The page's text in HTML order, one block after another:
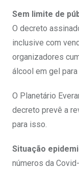
Sem limite de
O decreto
inclusive com
organizadores
álcool em gel
O Planetário
decreto prevê a
para isso.
Situação
números da